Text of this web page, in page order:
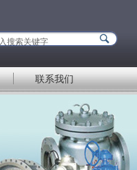
联系我们